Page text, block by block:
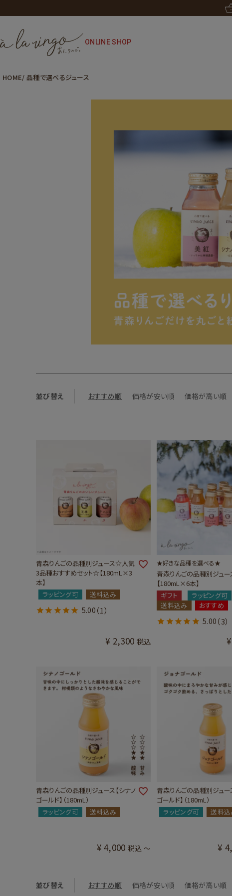
ONLINE SHOP
HOME 品種で選べるジュース
並び替え おすすめ順 価格が安い順 価格が高い順
青森りんごの品種別ジュース☆人気
3品種おすすめセット☆【180mL×3
本】
ラッピング可
送料込み
¥ 2,300 税込
5.00 （1）
★好きな品種を選べる★
青森りんごの品種別ジュー
【180mL×6本】
ギフト
ラッピング可
送料込み
おすすめ
¥
5.00 （3）
青森りんごの品種別ジュース【シナノ
ゴールド】（180mL）
ラッピング可
送料込み
¥ 4,000 税込 〜
青森りんごの品種別ジュー
ゴールド】（180mL）
ラッピング可
送料込
¥
並び替え おすすめ順 価格が安い順 価格が高い順